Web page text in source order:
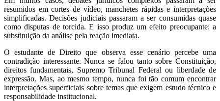
resumidos em cortes de vídeo, manchetes rápidas e interpretações
simplificadas. Decisões judiciais passaram a ser consumidas quase
como disputas de torcida. E isso produz um efeito preocupante: a
substituição da análise pela reação imediata.
O estudante de Direito que observa esse cenário percebe uma
contradição interessante. Nunca se falou tanto sobre Constituição,
direitos fundamentais, Supremo Tribunal Federal ou liberdade de
expressão. Mas, ao mesmo tempo, nunca foi tão comum encontrar
interpretações superficiais sobre temas que exigem estudo técnico e
responsabilidade institucional.